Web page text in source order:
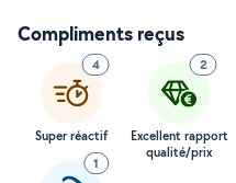
Compliments reçus
4
Super réactif
2
Excellent rapport
qualité/prix
1